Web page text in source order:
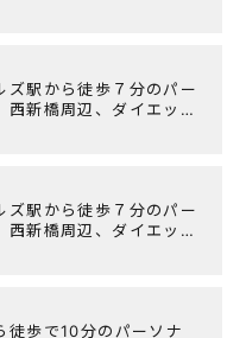
ズ駅から徒歩７分のパー
西新橋周辺、ダイエット
ズ駅から徒歩７分のパー
西新橋周辺、ダイエット
徒歩で10分のパーソナ